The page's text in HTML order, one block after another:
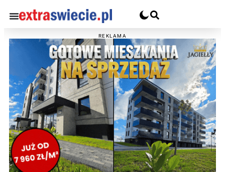
REKLAMA